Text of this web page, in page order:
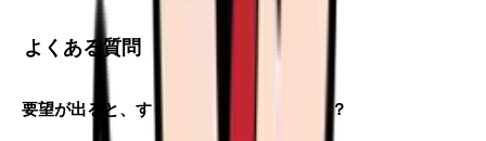
よくある質問
要望が出ると、すぐに給料は上がりますか？